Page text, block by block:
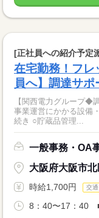
[正社員への紹介予定
在宅勤務！フレ
員へ】調達サポ
【関西電力グループ◆調達業務の
事業運営にかかる設備
続き ○貯蔵品管理...
一般事務・OA
大阪府大阪市北
時給1,700円 交
8：40〜17：40